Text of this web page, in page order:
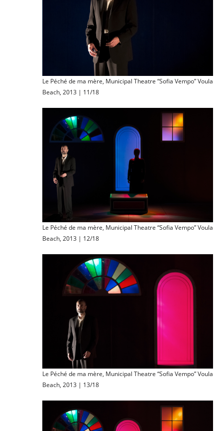
Le Péché de ma mère, Municipal Theatre “Sofia Vempo” Voula
Beach, 2013 | 11/18
Le Péché de ma mère, Municipal Theatre “Sofia Vempo” Voula
Beach, 2013 | 12/18
Le Péché de ma mère, Municipal Theatre “Sofia Vempo” Voula
Beach, 2013 | 13/18